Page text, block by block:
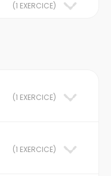
(1 EXERCICE)
(1 EXERCICE)
(1 EXERCICE)